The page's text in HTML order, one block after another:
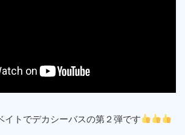
イトでデカシーバスの第２弾です